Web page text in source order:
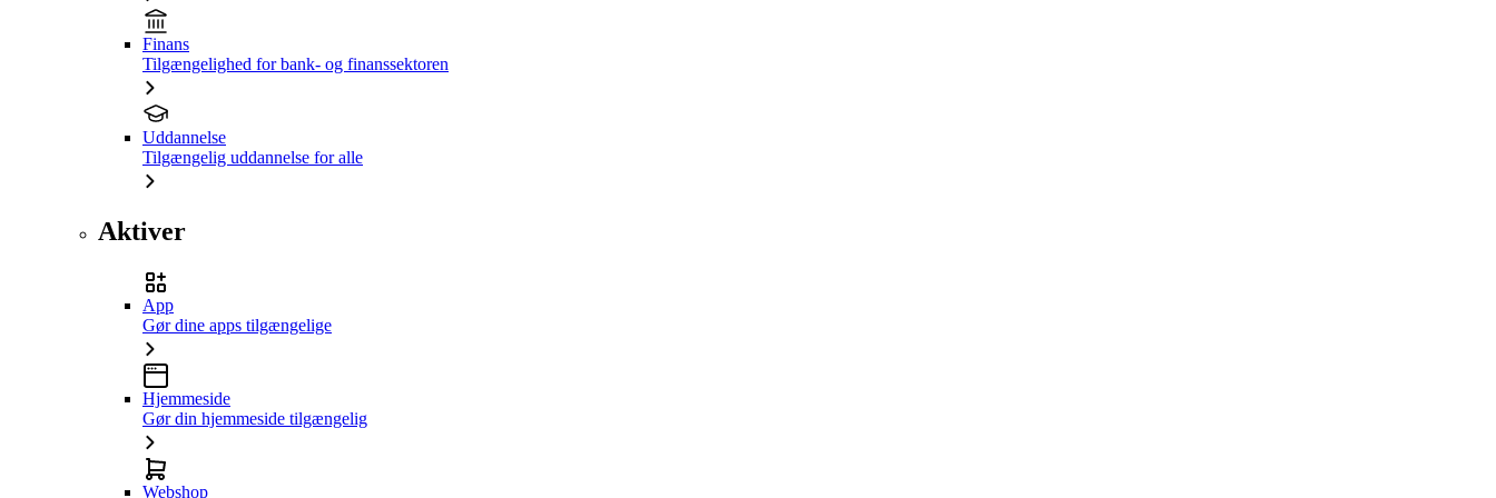
Finans
Tilgængelighed for bank- og finanssektoren
Uddannelse
Tilgængelig uddannelse for alle
Aktiver
App
Gør dine apps tilgængelige
Hjemmeside
Gør din hjemmeside tilgængelig
Webshop